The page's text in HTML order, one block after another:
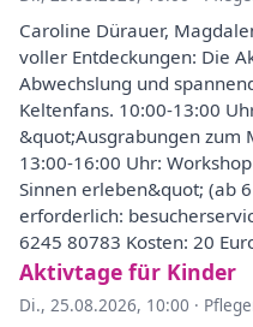
Caroline Dürauer,
voller Entdeckungen: Die
Abwechslung und
Keltenfans. 10:00-13:00
&quot;Ausgrabungen zum
13:00-16:00 Uhr:
Sinnen erleben&quot; (ab
erforderlich:
6245 80783 Kosten: 20
Aktivtage für Kinder
Di., 25.08.2026, 10:00 ·